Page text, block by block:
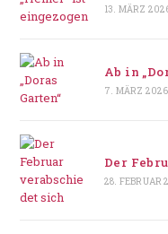
13. MÄRZ
Ab in
7. MÄRZ 2026
Der
28. FEBRUAR